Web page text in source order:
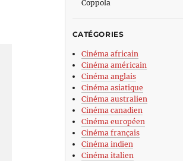
Coppola
CATÉGORIES
Cinéma africain
Cinéma américain
Cinéma anglais
Cinéma asiatique
Cinéma australien
Cinéma canadien
Cinéma européen
Cinéma français
Cinéma indien
Cinéma italien